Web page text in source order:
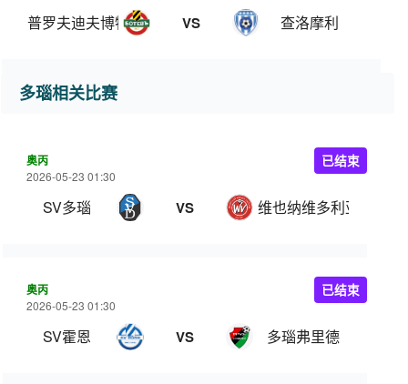
普罗夫迪夫博特夫 VS 查洛摩利
多瑙相关比赛
奥丙
2026-05-23 01:30
SV多瑙 VS 维也纳维多利亚
已结束
奥丙
2026-05-23 01:30
SV霍恩 VS 多瑙弗里德
已结束